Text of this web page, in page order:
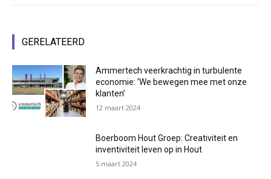
GERELATEERD
Ammertech veerkrachtig in turbulente
economie: ‘We bewegen mee met onze
klanten’
12 maart 2024
Boerboom Hout Groep: Creativiteit en
inventiviteit leven op in Hout
5 maart 2024